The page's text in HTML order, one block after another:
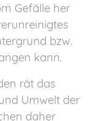
Gefälle her
bzw.
kann.
rät das
Umwelt der
daher